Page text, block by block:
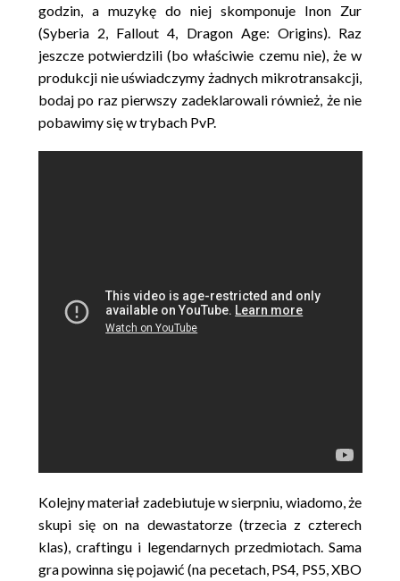
godzin, a muzykę do niej skomponuje Inon Zur
(Syberia 2, Fallout 4, Dragon Age: Origins). Raz
jeszcze potwierdzili (bo właściwie czemu nie), że w
produkcji nie uświadczymy żadnych mikrotransakcji,
bodaj po raz pierwszy zadeklarowali również, że nie
pobawimy się w trybach PvP.
Kolejny materiał zadebiutuje w sierpniu, wiadomo, że
skupi się on na dewastatorze (trzecia z czterech
klas), craftingu i legendarnych przedmiotach. Sama
gra powinna się pojawić (na pecetach, PS4, PS5, XBO